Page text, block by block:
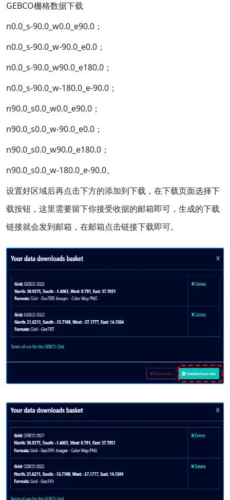
GEBCO栅格数据下载
n0.0_s-90.0_w0.0_e90.0；
n0.0_s-90.0_w-90.0_e0.0；
n0.0_s-90.0_w90.0_e180.0；
n0.0_s-90.0_w-180.0_e-90.0；
n90.0_s0.0_w0.0_e90.0；
n90.0_s0.0_w-90.0_e0.0；
n90.0_s0.0_w90.0_e180.0；
n90.0_s0.0_w-180.0_e-90.0。
设置好区域后再点击下方的添加到下载，在下载页面选择下
载按钮，这里需要留下你接受收据的邮箱即可，生成的下载
链接就会发到邮箱，在邮箱点击链接下载即可。